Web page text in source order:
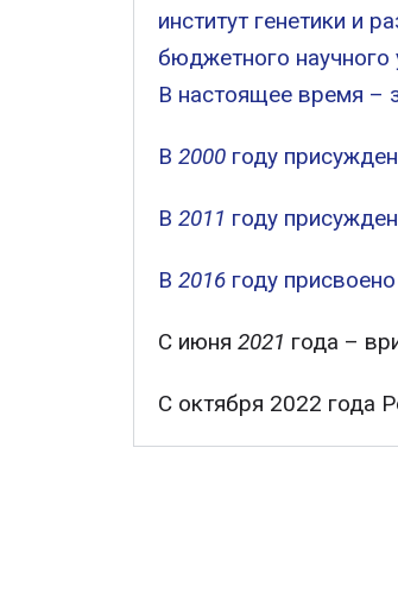
институт генетики и
бюджетного
В настоящее время –
В 2000 году
В 2011 году
В 2016 году
С июня 2021 года –
С октября 2022